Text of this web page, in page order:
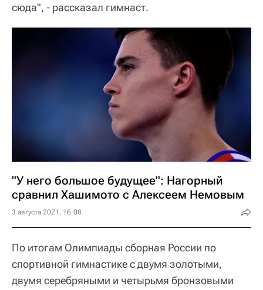
сюда", - рассказал гимнаст.
"У него большое будущее": Нагорный
сравнил Хашимото с Алексеем Немовым
3 августа 2021, 16:08
По итогам Олимпиады сборная России по
спортивной гимнастике с двумя золотыми,
двумя серебряными и четырьмя бронзовыми